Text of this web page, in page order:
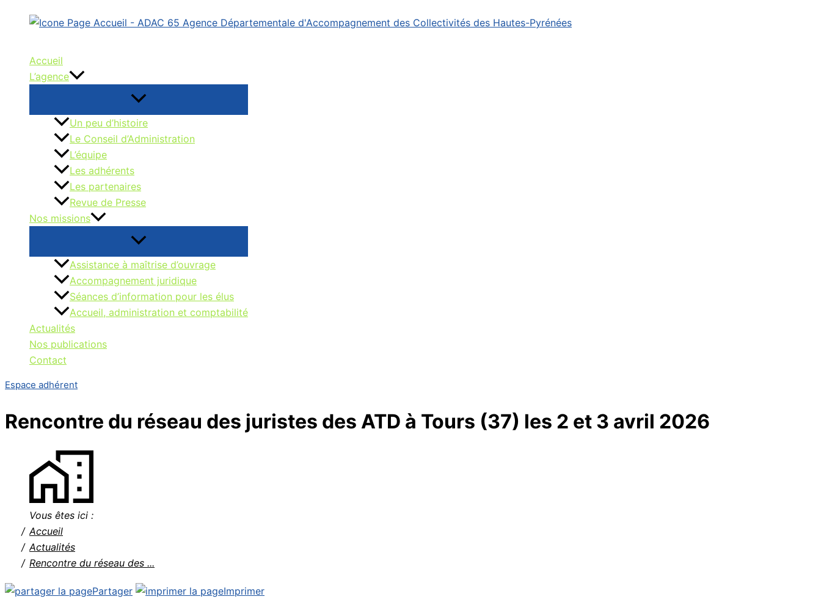
Accueil
L’agence
Un peu d’histoire
Le Conseil d’Administration
L’équipe
Les adhérents
Les partenaires
Revue de Presse
Nos missions
Assistance à maîtrise d’ouvrage
Accompagnement juridique
Séances d’information pour les élus
Accueil, administration et comptabilité
Actualités
Nos publications
Contact
Espace adhérent
Rencontre du réseau des juristes des ATD à Tours (37) les 2 et 3 avril 2026
Vous êtes ici :
Accueil
Actualités
Rencontre du réseau des ...
Partager Imprimer